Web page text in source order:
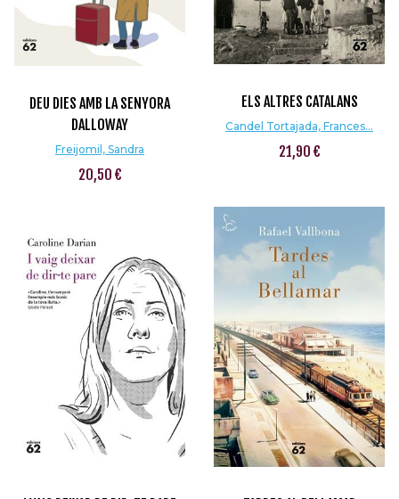
DEU DIES AMB LA SENYORA
DALLOWAY
Freijomil, Sandra
20,50 €
ELS ALTRES CATALANS
Candel Tortajada, Frances...
21,90 €